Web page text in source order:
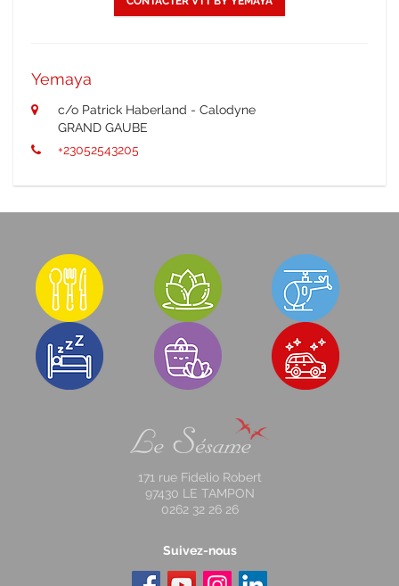
Yemaya
c/o Patrick Haberland - Calodyne
GRAND GAUBE
+23052543205
171 rue Fidelio Robert
97430 LE TAMPON
0262 32 26 26
Suivez-nous